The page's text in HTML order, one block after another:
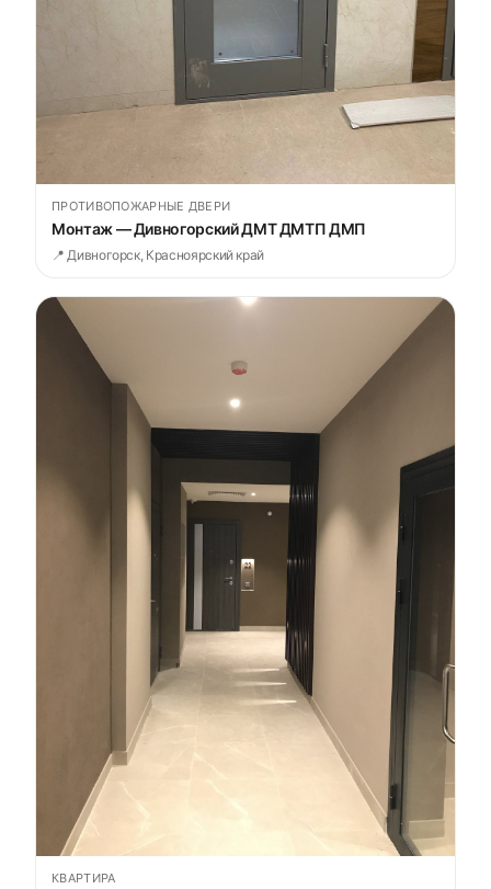
ПРОТИВОПОЖАРНЫЕ ДВЕРИ
Монтаж — Дивногорский ДМТ ДМТП ДМП
📍 Дивногорск, Красноярский край
КВАРТИРА